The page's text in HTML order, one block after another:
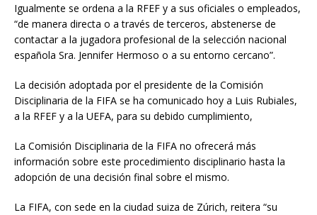
Igualmente se ordena a la RFEF y a sus oficiales o empleados,
“de manera directa o a través de terceros, abstenerse de
contactar a la jugadora profesional de la selección nacional
española Sra. Jennifer Hermoso o a su entorno cercano”.
La decisión adoptada por el presidente de la Comisión
Disciplinaria de la FIFA se ha comunicado hoy a Luis Rubiales,
a la RFEF y a la UEFA, para su debido cumplimiento,
La Comisión Disciplinaria de la FIFA no ofrecerá más
información sobre este procedimiento disciplinario hasta la
adopción de una decisión final sobre el mismo.
La FIFA, con sede en la ciudad suiza de Zúrich, reitera “su